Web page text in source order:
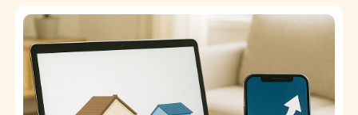
物件を抱えてし…